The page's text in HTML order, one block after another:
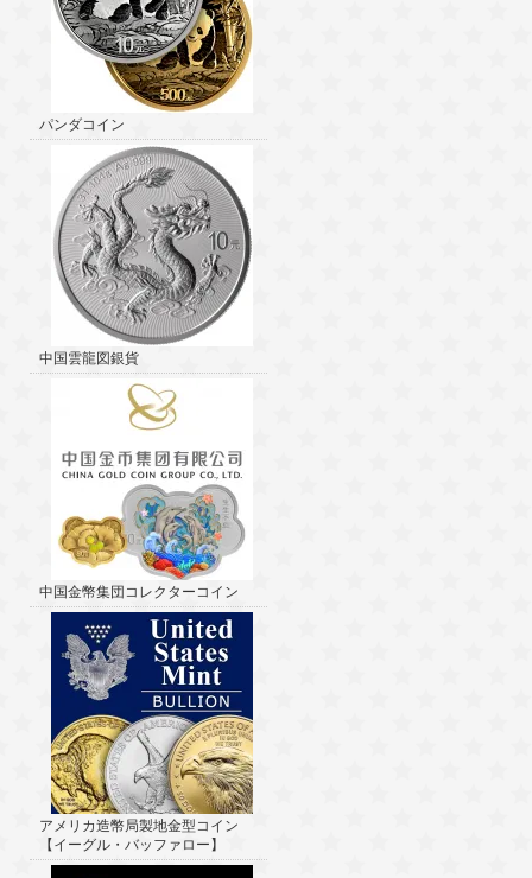
パンダコイン
中国雲龍図銀貨
中国金幣集団コレクターコイン
アメリカ造幣局製地金型コイン
【イーグル・バッファロー】